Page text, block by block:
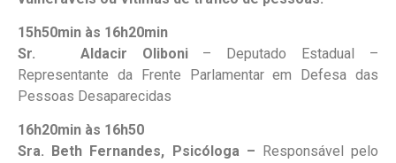
15h50min às 16h20min
Sr. Aldacir Oliboni – Deputado Estadual –
Representante da Frente Parlamentar em Defesa das
Pessoas Desaparecidas
16h20min às 16h50
Sra. Beth Fernandes, Psicóloga –
Responsável pelo